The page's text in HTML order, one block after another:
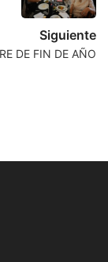
Siguiente
DE FIN DE AÑO